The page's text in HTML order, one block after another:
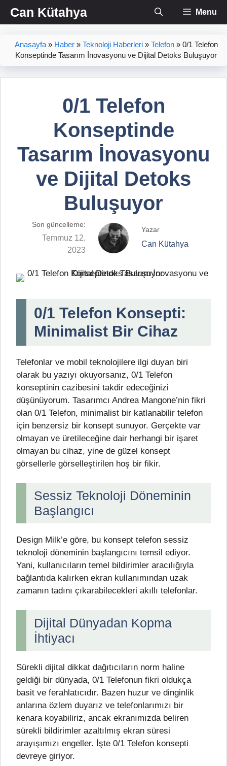
İçeriğe
atlaCan Kütahya Menu
Anasayfa» Haber» Teknoloji Haberleri» Telefon» 0/1 Telefon
Konseptinde Tasarım İnovasyonu ve Dijital Detoks Buluşuyor
0/1 Telefon
Konseptinde
Tasarım İnovasyonu
ve Dijital Detoks
Buluşuyor
Son güncelleme:
Temmuz 12,
2023
Yazar
Can Kütahya
0/1 Telefon Konsepti:
Minimalist Bir Cihaz
Telefonlar ve mobil teknolojilere ilgi duyan biri
olarak bu yazıyı okuyorsanız, 0/1 Telefon
konseptinin cazibesini takdir edeceğinizi
düşünüyorum. Tasarımcı Andrea Mangone’nin fikri
olan 0/1 Telefon, minimalist bir katlanabilir telefon
için benzersiz bir konsept sunuyor. Gerçekte var
olmayan ve üretileceğine dair herhangi bir işaret
olmayan bu cihaz, yine de güzel konsept
görsellerle görselleştirilen hoş bir fikir.
Sessiz Teknoloji Döneminin
Başlangıcı
Design Milk’e göre, bu konsept telefon sessiz
teknoloji döneminin başlangıcını temsil ediyor.
Yani, kullanıcıların temel bildirimler aracılığıyla
bağlantıda kalırken ekran kullanımından uzak
zamanın tadını çıkarabilecekleri akıllı telefonlar.
Dijital Dünyadan Kopma
İhtiyacı
Sürekli dijital dikkat dağıtıcıların norm haline
geldiği bir dünyada, 0/1 Telefonun fikri oldukça
basit ve ferahlatıcıdır. Bazen huzur ve dinginlik
anlarına özlem duyarız ve telefonlarımızı bir
kenara koyabiliriz, ancak ekranımızda beliren
sürekli bildirimler azaltılmış ekran süresi
arayışımızı engeller. İşte 0/1 Telefon konsepti
devreye giriyor.